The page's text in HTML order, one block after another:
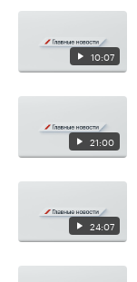
10:07
21:00
24:07